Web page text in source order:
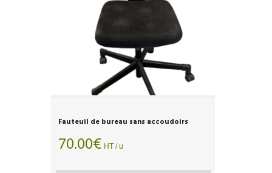
Fauteuil de bureau sans accoudoirs
70.00€ HT / u